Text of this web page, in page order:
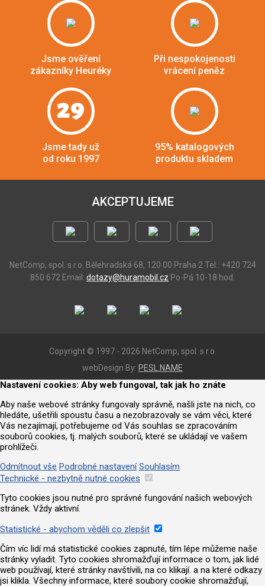
Jsme ověření
zákazníky Heuréky
Při nespokojenosti
vrácení peněz
29
Jsme tady už
od roku 1997
95% katalogových
produktu skladem
AKCEPTUJEME
NetComp, spol. s r.o. Bělehradská 68, 120 00 Praha 2 Tel.: +420 724
850 672 Email: dotazy@huramobil.cz Po-Pá 10-18 hod.
Copyright © 1997 - 2026 NetComp, spol. s r.o.
webDesign By: PESL.NAME
Nastavení cookies: Aby web fungoval, tak jak ho znáte
Aby naše webové stránky fungovaly správně, našli jste na nich, co
hledáte, ušetřili spoustu času a nezobrazovaly se vám věci, které
Vás nezajímají, potřebujeme od Vás souhlas se zpracováním
souborů cookies, tj. malých souborů, které se ukládají ve vašem
prohlížeči.
Odmítnout vše Podrobné nastavení Souhlasím
Technické - nezbytně nutné cookies
Tyto cookies jsou nutné pro správné fungování našich webových
stránek. Vždy aktivní.
Statistické - abychom věděli co zlepšit
Čím víc lidí má statistické cookies zapnuté, tím lépe můžeme naše
stránky vyladit. Tyto cookies shromažďují informace o tom, jak lidé
web používají, které stránky navštívili, na co klikají. a na které odkazy
jsi klikla. Všechny informace, které soubory cookie shromažďují,